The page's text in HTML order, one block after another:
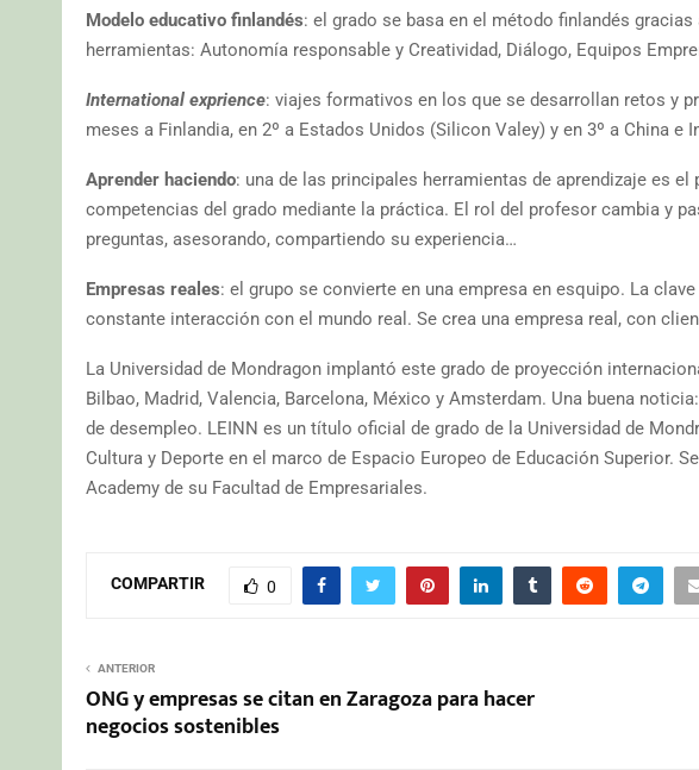
Modelo educativo finlandés: el grado se basa en el método finlandés
herramientas: Autonomía responsable y Creatividad, Diálogo, Equipos
International exprience: viajes formativos en los que se desarrollan retos y
meses a Finlandia, en 2º a Estados Unidos (Silicon Valey) y en 3º a China e
Aprender haciendo: una de las principales herramientas de aprendizaje es
competencias del grado mediante la práctica. El rol del profesor cambia y
preguntas, asesorando, compartiendo su experiencia…
Empresas reales: el grupo se convierte en una empresa en esquipo. La
constante interacción con el mundo real. Se crea una empresa real, con
La Universidad de Mondragon implantó este grado de proyección
Bilbao, Madrid, Valencia, Barcelona, México y Amsterdam. Una buena
de desempleo. LEINN es un título oficial de grado de la Universidad de
Cultura y Deporte en el marco de Espacio Europeo de Educación Superior.
Academy de su Facultad de Empresariales.
COMPARTIR 0
ANTERIOR
ONG y empresas se citan en Zaragoza para hacer
negocios sostenibles